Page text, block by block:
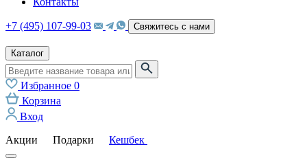
+7 (495) 107-99-03 Свяжитесь с нами
Каталог
Избранное 0
Корзина
Вход
Акции
Подарки Кешбек